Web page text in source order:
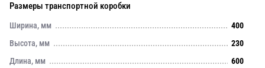
Размеры транспортной коробки
Ширина, мм
400
Высота, мм
230
Длина, мм
600